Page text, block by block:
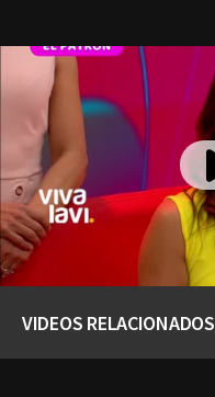
VIDEOS RELACIONADOS